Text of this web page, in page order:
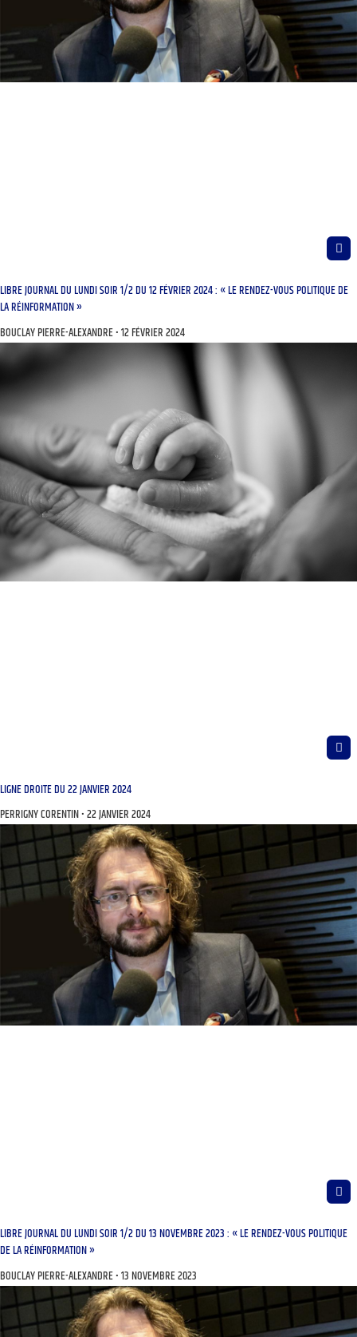
LIBRE JOURNAL DU LUNDI SOIR 1/2 DU 12 FÉVRIER 2024 : « LE RENDEZ-VOUS POLITIQUE DE
LA RÉINFORMATION »
BOUCLAY PIERRE-ALEXANDRE 12 FÉVRIER 2024
LIGNE DROITE DU 22 JANVIER 2024
PERRIGNY CORENTIN 22 JANVIER 2024
LIBRE JOURNAL DU LUNDI SOIR 1/2 DU 13 NOVEMBRE 2023 : « LE RENDEZ-VOUS POLITIQUE
DE LA RÉINFORMATION »
BOUCLAY PIERRE-ALEXANDRE 13 NOVEMBRE 2023